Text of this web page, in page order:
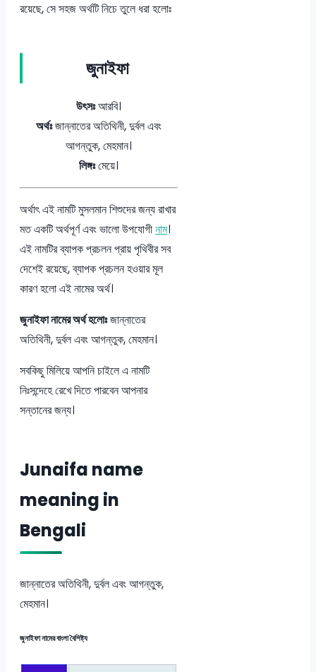
রয়েছে, সে সহজ অর্থটি নিচে তুলে ধরা হলোঃ
জুনাইফা
উৎসঃআরবি।
অর্থঃজান্নাতের অতিথিনী, দুর্বল এবং
আগন্তুক, মেহমান।
লিঙ্গঃমেয়ে।
অর্থাৎ এই নামটি মুসলমান শিশুদের জন্য রাখার
মত একটি অর্থপূর্ণ এবং ভালো উপযোগীনাম।
এই নামটির ব্যাপক প্রচলন প্রায় পৃথিবীর সব
দেশেই রয়েছে, ব্যাপক প্রচলন হওয়ার মূল
কারণ হলো এই নামের অর্থ।
জুনাইফা নামের অর্থ হলোঃজান্নাতের
অতিথিনী, দুর্বল এবং আগন্তুক, মেহমান।
সবকিছু মিলিয়ে আপনি চাইলে এ নামটি
নিঃসন্দেহে রেখে দিতে পারবেন আপনার
সন্তানের জন্য।
Junaifa name
meaning in
Bengali
জান্নাতের অতিথিনী, দুর্বল এবং আগন্তুক,
মেহমান।
জুনাইফা নামের বাংলা বৈশিষ্ট্য